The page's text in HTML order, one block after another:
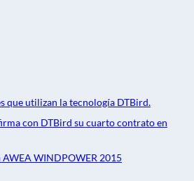
que utilizan la tecnología DTBird.
con DTBird su cuarto contrato en
WINDPOWER 2015